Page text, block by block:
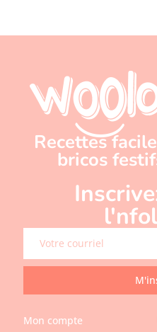
Recettes
bricos
Mon compte